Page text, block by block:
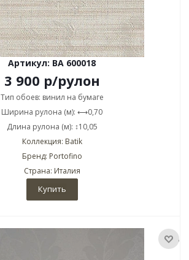
Артикул: BA 600018
3 900 р/рулон
Тип обоев: винил на бумаге
Ширина рулона (м): ⟷0,70
Длина рулона (м): ↕10,05
Коллекция: Batik
Бренд: Portofino
Страна: Италия
Купить